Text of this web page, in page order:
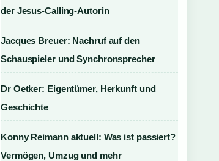
der Jesus-Calling-Autorin
Jacques Breuer: Nachruf auf den
Schauspieler und Synchronsprecher
Dr Oetker: Eigentümer, Herkunft und
Geschichte
Konny Reimann aktuell: Was ist passiert?
Vermögen, Umzug und mehr